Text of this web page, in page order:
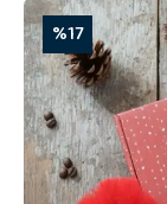
%17